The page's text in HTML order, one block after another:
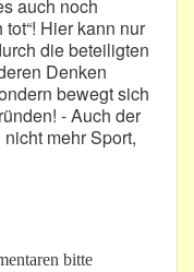
auch noch
tot“! Hier kann nur
die beteiligten
Denken
bewegt sich
- Auch der
mehr Sport,
Japan-Besuch
bitte